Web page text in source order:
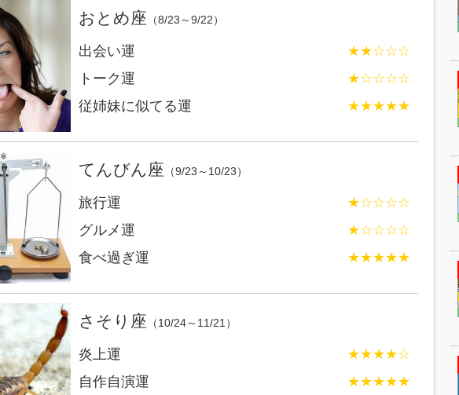
おとめ座 （8/23～9/22）
出会い運
★★☆☆☆
トーク運
★☆☆☆☆
従姉妹に似てる運
★★★★★
てんびん座 （9/23～10/23）
旅行運
★☆☆☆☆
グルメ運
★☆☆☆☆
食べ過ぎ運
★★★★★
さそり座 （10/24～11/21）
炎上運
★★★★☆
自作自演運
★★★★★